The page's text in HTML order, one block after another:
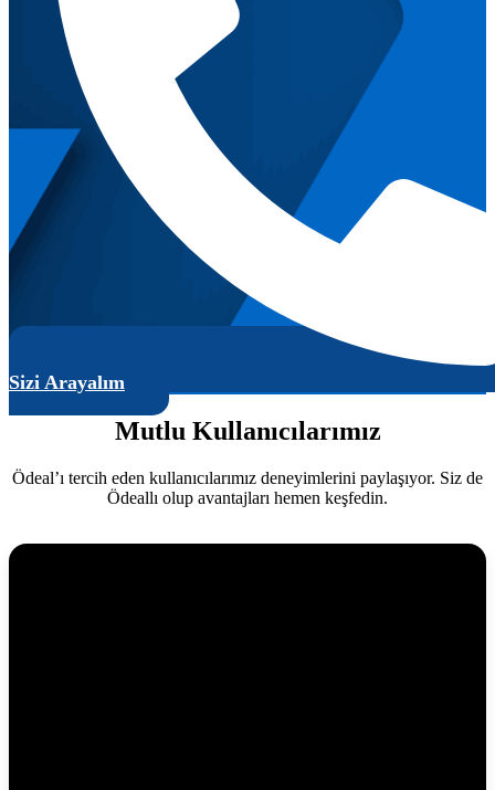
Sizi Arayalım
Mutlu Kullanıcılarımız
Ödeal’ı tercih eden kullanıcılarımız deneyimlerini paylaşıyor. Siz de
Ödeallı olup avantajları hemen keşfedin.